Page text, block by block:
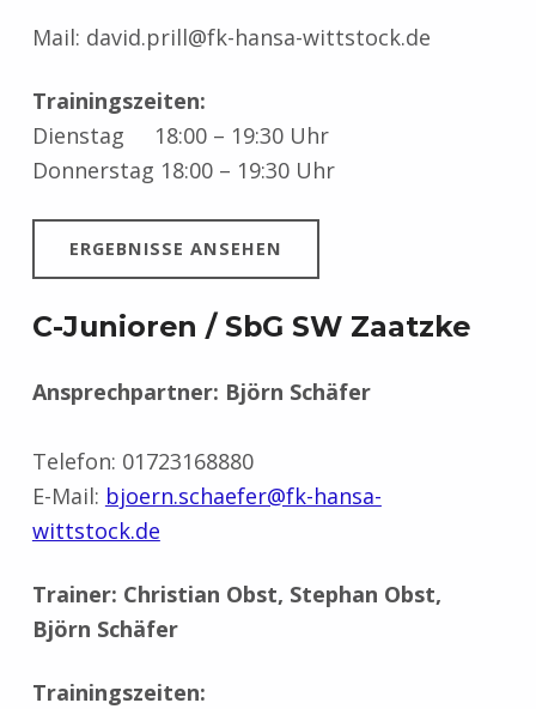
Mail: david.prill@fk-hansa-wittstock.de
Trainingszeiten:
Dienstag 18:00 – 19:30 Uhr
Donnerstag 18:00 – 19:30 Uhr
ERGEBNISSE ANSEHEN
C-Junioren / SbG SW Zaatzke
Ansprechpartner: Björn Schäfer
Telefon: 01723168880
E-Mail: bjoern.schaefer@fk-hansa-
wittstock.de
Trainer: Christian Obst, Stephan Obst,
Björn Schäfer
Trainingszeiten: